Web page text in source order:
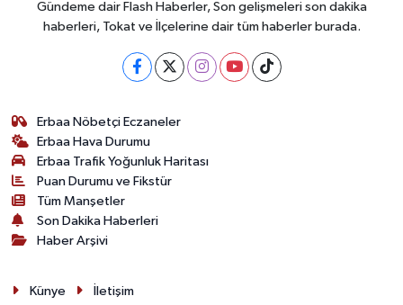
Gündeme dair Flash Haberler, Son gelişmeleri son dakika
haberleri, Tokat ve İlçelerine dair tüm haberler burada.
Erbaa Nöbetçi Eczaneler
Erbaa Hava Durumu
Erbaa Trafik Yoğunluk Haritası
Puan Durumu ve Fikstür
Tüm Manşetler
Son Dakika Haberleri
Haber Arşivi
Künye İletişim